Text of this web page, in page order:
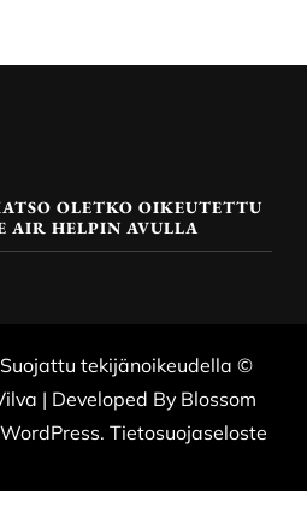
OLETKO OIKEUTETTU
AIR HELPIN AVULLA
tekijänoikeudella ©
| Developed By Blossom
WordPress. Tietosuojaseloste